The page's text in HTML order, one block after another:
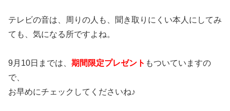
テレビの音は、周りの人も、聞き取りにくい本人にしてみ
ても、気になる所ですよね。
9月10日までは、 期間限定プレゼント もついていますの
で、
お早めにチェックしてくださいね♪